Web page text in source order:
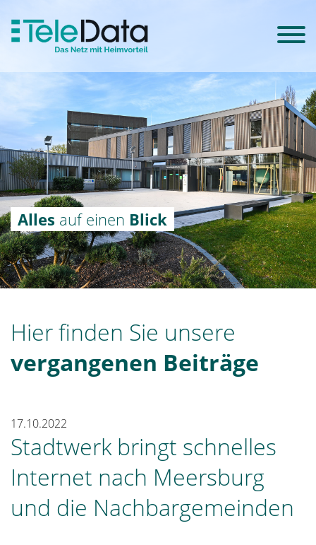
Alles auf einen Blick
Hier finden Sie unsere
vergangenen Beiträge
17.10.2022
Stadtwerk bringt schnelles
Internet nach Meersburg
und die Nachbargemeinden